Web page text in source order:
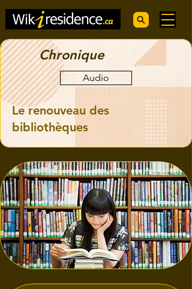
Chronique
Audio
Le renouveau des
bibliothèques